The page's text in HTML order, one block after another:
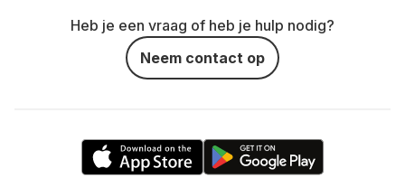
Heb je een vraag of heb je hulp nodig?
Neem contact op